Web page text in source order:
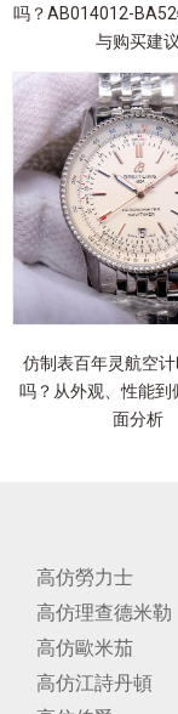
吗？AB014012-
与购买建议
仿制表百年灵航空
吗？从外观、性能到
面分析
高仿勞力士
高仿理查德米勒
高仿歐米茄
高仿江詩丹頓